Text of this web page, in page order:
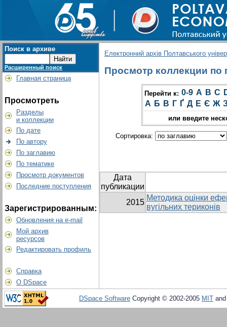
Поиск в архиве
Расширенный поиск
Главная страница
Просмотреть
Разделы
и коллекции
По дате
По автору
По заглавию
По тематике
Просмотр документов
Последние поступления
Зарегистрированным:
Обновления на e-mail
Мой архив
ресурсов
Редактировать профиль
Справка
О DSpace
Електронний архів Полтавського
Просмотр коллекции по
Перейти к: 0-9 A B C
А Б В Г Ґ Д Е Є Ж
или введите
Сортировка:
Дата
публикации
2015
Методика оцінки
вугільних териконів
DSpace Software Copyright © 2002-2005 MIT